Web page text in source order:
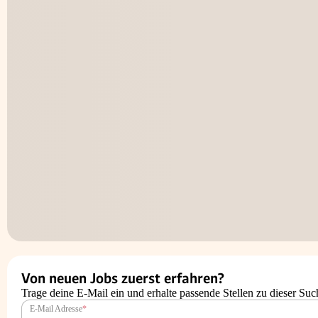
Von neuen Jobs zuerst erfahren?
Trage deine E-Mail ein und erhalte passende Stellen zu dieser
E-Mail Adresse*